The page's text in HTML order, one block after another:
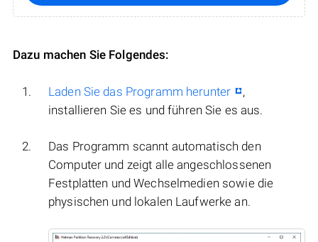
Dazu machen Sie Folgendes:
Laden Sie das Programm herunter
,
installieren Sie es und führen Sie es aus.
Das Programm scannt automatisch den
Computer und zeigt alle angeschlossenen
Festplatten und Wechselmedien sowie die
physischen und lokalen Laufwerke an.